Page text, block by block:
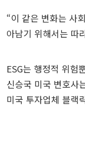
“이 같은 변화는 사
아남기 위해서는 따
ESG는 행정적 위험
신승국 미국 변호사
미국 투자업체 블랙